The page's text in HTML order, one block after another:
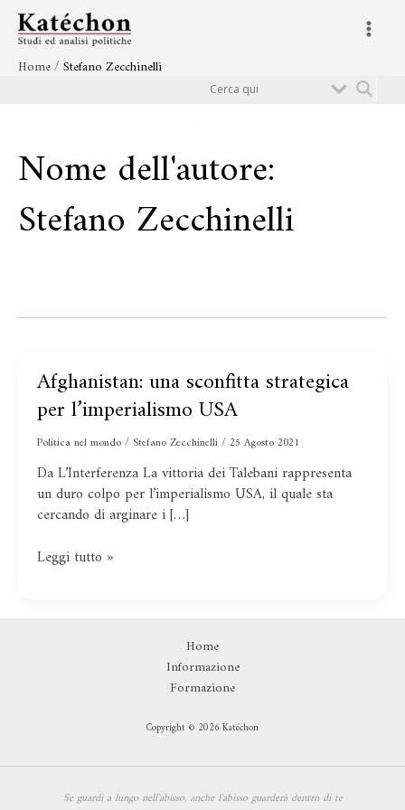
contenuto
Main
Home Stefano Zecchinelli
Nome dell'autore:
Stefano Zecchinelli
Afghanistan: una sconfitta strategica
per l’imperialismo USA
Politica nel mondo/ Stefano Zecchinelli/25 Agosto 2021
Da L’Interferenza La vittoria dei Talebani rappresenta
un duro colpo per l’imperialismo USA, il quale sta
cercando di arginare i […]
Afghanistan:
sconfitta
strategica
per
l’imperialismo
USA
Leggi tutto »
Home
Informazione
Formazione
Copyright © 2026 Katéchon
Se guardi a lungo nell'abisso, anche l'abisso guarderà dentro di te